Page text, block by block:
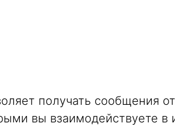
получать сообщения от
вы взаимодействуете в